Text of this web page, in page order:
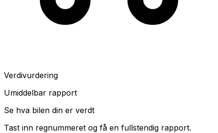
Verdivurdering
Umiddelbar rapport
Se hva bilen din er verdt
Tast inn regnummeret og få en fullstendig rapport.